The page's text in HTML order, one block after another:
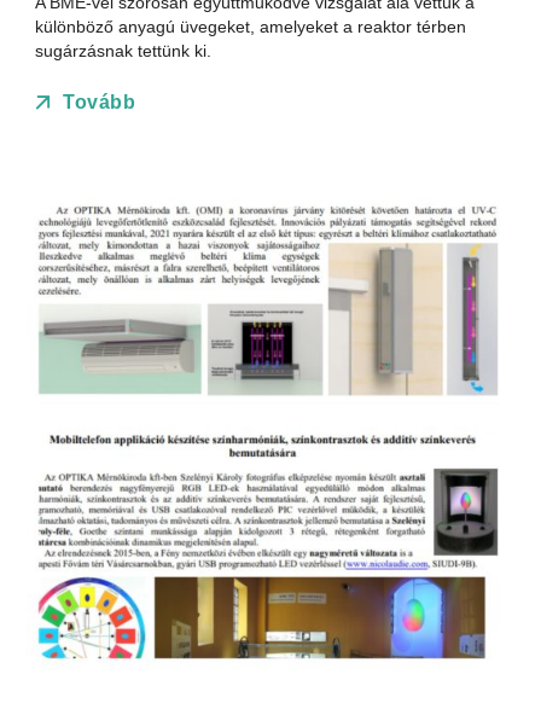
különböző anyagú üvegeket, amelyeket a reaktor térben
sugárzásnak tettünk ki.
Tovább